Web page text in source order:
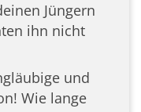
Jüngern
ihn nicht
und
Wie lange